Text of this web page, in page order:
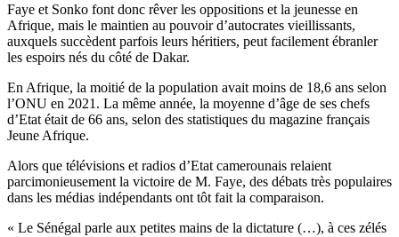
Faye et Sonko font donc rêver les oppositions et la jeunesse en
Afrique, mais le maintien au pouvoir d’autocrates vieillissants,
auxquels succèdent parfois leurs héritiers, peut facilement ébranler
les espoirs nés du côté de Dakar.
En Afrique, la moitié de la population avait moins de 18,6 ans selon
l’ONU en 2021. La même année, la moyenne d’âge de ses chefs
d’Etat était de 66 ans, selon des statistiques du magazine français
Jeune Afrique.
Alors que télévisions et radios d’Etat camerounais relaient
parcimonieusement la victoire de M. Faye, des débats très populaires
dans les médias indépendants ont tôt fait la comparaison.
« Le Sénégal parle aux petites mains de la dictature (…), à ces zélés